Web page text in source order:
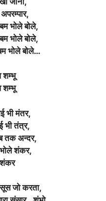
भोले बोले,
भोले बोले,
भोले बोले…
शम्भू
शम्भू
भी मंतर,
भी तंत्र,
तक अन्दर,
शंकर,
जो करता,